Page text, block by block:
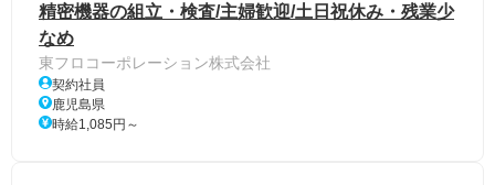
精密機器の組立・検査/主婦歓迎/土日祝休み・残業少
なめ
東フロコーポレーション株式会社
契約社員
鹿児島県
時給1,085円～